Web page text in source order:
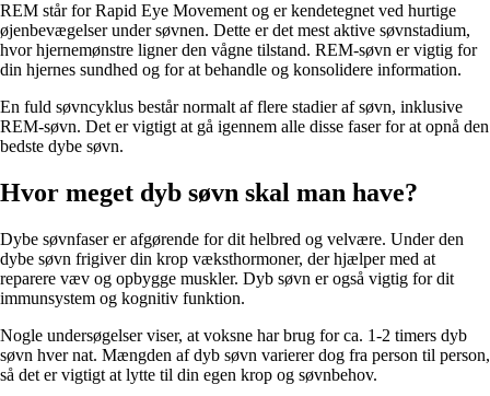
REM står for Rapid Eye Movement og er kendetegnet ved hurtige
øjenbevægelser under søvnen. Dette er det mest aktive søvnstadium,
hvor hjernemønstre ligner den vågne tilstand. REM-søvn er vigtig for
din hjernes sundhed og for at behandle og konsolidere information.
En fuld søvncyklus består normalt af flere stadier af søvn, inklusive
REM-søvn. Det er vigtigt at gå igennem alle disse faser for at opnå den
bedste dybe søvn.
Hvor meget dyb søvn skal man have?
Dybe søvnfaser er afgørende for dit helbred og velvære. Under den
dybe søvn frigiver din krop væksthormoner, der hjælper med at
reparere væv og opbygge muskler. Dyb søvn er også vigtig for dit
immunsystem og kognitiv funktion.
Nogle undersøgelser viser, at voksne har brug for ca. 1-2 timers dyb
søvn hver nat. Mængden af dyb søvn varierer dog fra person til person,
så det er vigtigt at lytte til din egen krop og søvnbehov.